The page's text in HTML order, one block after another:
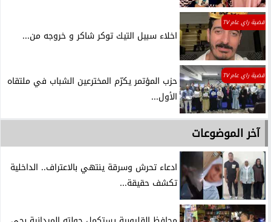
قضية راي عام TV
اخلاء سبيل التيك توكر شاكر و خروجه من...
قضية راي عام TV
حزب المؤتمر يكرّم المخترعين الشباب في ملتقاه
الأول...
آخر الموضوعات
ادعاء تحرش وسرقة ينتهي بالاعتراف.. الداخلية
تكشف حقيقة...